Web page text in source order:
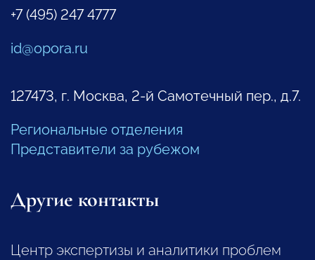
+7 (495) 247 4777
id@opora.ru
127473, г. Москва, 2-й Самотечный пер., д.7.
Региональные отделения
Представители за рубежом
Другие контакты
Центр экспертизы и аналитики проблем